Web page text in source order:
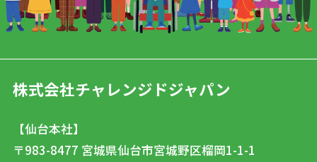
株式会社チャレンジドジャパン
【仙台本社】
〒983-8477 宮城県仙台市宮城野区榴岡1-1-1